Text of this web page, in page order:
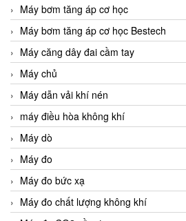
Máy bơm tăng áp cơ học
Máy bơm tăng áp cơ học Bestech
Máy căng dây đai cầm tay
Máy chủ
Máy dẫn vải khí nén
máy điều hòa không khí
Máy dò
Máy đo
Máy đo bức xạ
Máy đo chất lượng không khí